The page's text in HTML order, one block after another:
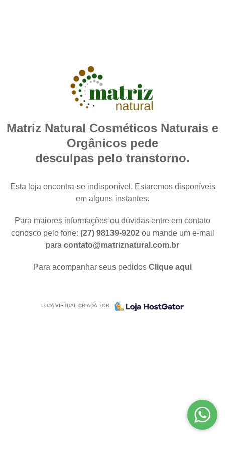
Matriz Natural Cosméticos Naturais e
Orgânicos pede
desculpas pelo transtorno.
Esta loja encontra-se indisponível. Estaremos disponíveis
em alguns instantes.
Para maiores informações ou dúvidas entre em contato
conosco pelo fone: (27) 98139-9202ou mande um e-mail
para contato@matriznatural.com.br
Para acompanhar seus pedidos Clique aqui
LOJA VIRTUAL CRIADA POR